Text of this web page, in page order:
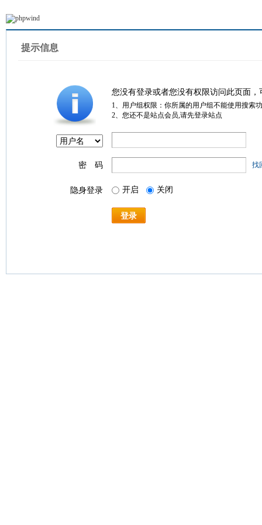
提示信息
您没有登录或者您没有权限访问此页面
1、用户组权限：你所属的用户组不能使用搜索
2、您还不是站点会员,请先登录站点
密 码 找
隐身登录 开启 关闭
登录